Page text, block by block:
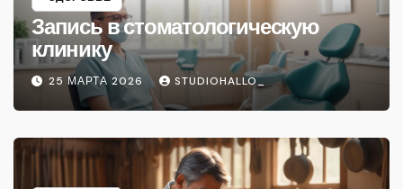
Запись в стоматологическую
клинику
25 МАРТА 2026 STUDIOHALLO_